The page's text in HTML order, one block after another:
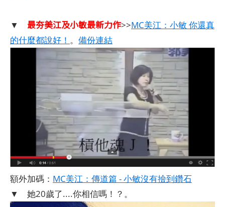
▼ 最夯美江及小敏最新力作>>MC美江：小敏 你還真
的什麼都說好！ 。 備份連結
額外加碼： MC美江：傳道篇 - 小敏沒有撿到鑽石
▼ 她20歲了....你相信嗎！？。